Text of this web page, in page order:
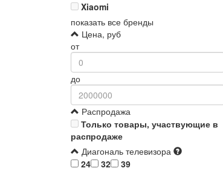
Xiaomi
показать все бренды
Цена, руб
от
до
Распродажа
Только товары, участвующие в
распродаже
Диагональ телевизора
24
32
39